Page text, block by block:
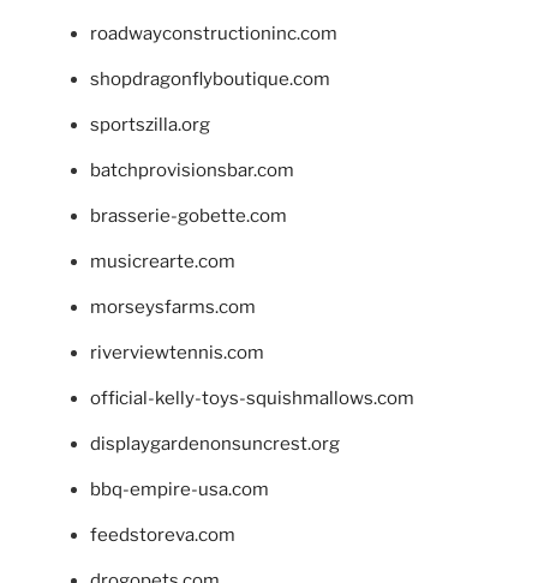
roadwayconstructioninc.com
shopdragonflyboutique.com
sportszilla.org
batchprovisionsbar.com
brasserie-gobette.com
musicrearte.com
morseysfarms.com
riverviewtennis.com
official-kelly-toys-squishmallows.com
displaygardenonsuncrest.org
bbq-empire-usa.com
feedstoreva.com